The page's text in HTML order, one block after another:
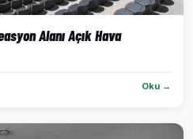
Alanı Açık Hava
Oku →